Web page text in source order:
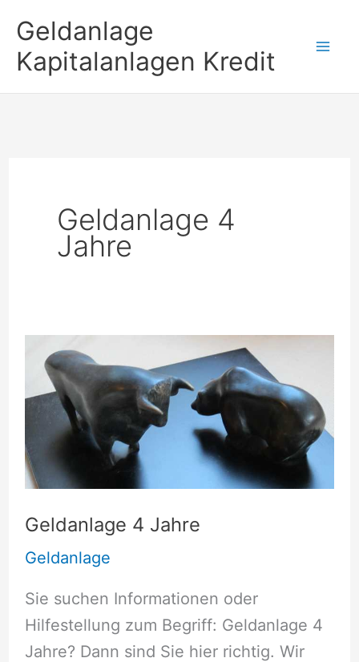
Inhalt
springen
Geldanlage
Kapitalanlagen Kredit
Geldanlage 4
Jahre
Geldanlage 4 Jahre
Geldanlage
Sie suchen Informationen oder
Hilfestellung zum Begriff: Geldanlage 4
Jahre? Dann sind Sie hier richtig. Wir